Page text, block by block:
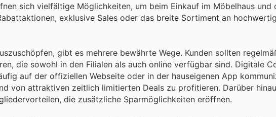
sich vielfältige Möglichkeiten, um beim Einkauf im Möbelhaus und
exklusive Sales oder das breite Sortiment an
gibt es mehrere bewährte Wege. Kunden sollten
die sowohl in den Filialen als auch online verfügbar sind. Digitale
auf der offiziellen Webseite oder in der hauseigenen App
von attraktiven zeitlich limitierten Deals zu profitieren. Darüber
die zusätzliche Sparmöglichkeiten eröffnen.